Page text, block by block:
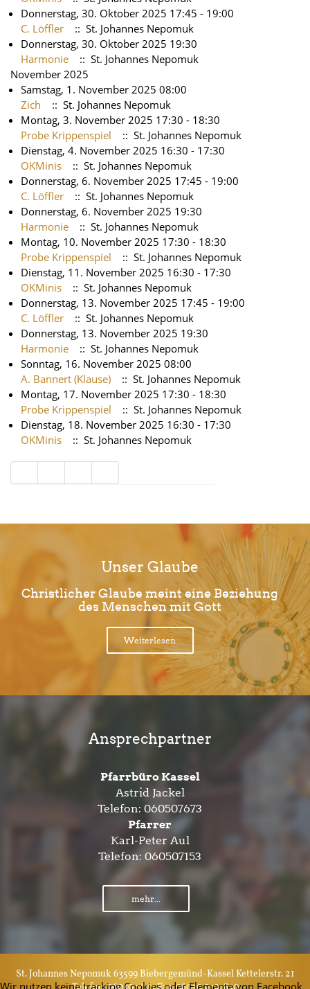
Donnerstag, 30. Oktober 2025 17:45 - 19:00
C. Löffler
:: St. Johannes Nepomuk
Donnerstag, 30. Oktober 2025 19:30
Harmonie
:: St. Johannes Nepomuk
November 2025
Samstag, 1. November 2025 08:00
Zich
:: St. Johannes Nepomuk
Montag, 3. November 2025 17:30 - 18:30
Probe Krippenspiel
:: St. Johannes Nepomuk
Dienstag, 4. November 2025 16:30 - 17:30
OKMinis
:: St. Johannes Nepomuk
Donnerstag, 6. November 2025 17:45 - 19:00
C. Löffler
:: St. Johannes Nepomuk
Donnerstag, 6. November 2025 19:30
Harmonie
:: St. Johannes Nepomuk
Montag, 10. November 2025 17:30 - 18:30
Probe Krippenspiel
:: St. Johannes Nepomuk
Dienstag, 11. November 2025 16:30 - 17:30
OKMinis
:: St. Johannes Nepomuk
Donnerstag, 13. November 2025 17:45 - 19:00
C. Löffler
:: St. Johannes Nepomuk
Donnerstag, 13. November 2025 19:30
Harmonie
:: St. Johannes Nepomuk
Sonntag, 16. November 2025 08:00
A. Bannert (Klause)
:: St. Johannes Nepomuk
Montag, 17. November 2025 17:30 - 18:30
Probe Krippenspiel
:: St. Johannes Nepomuk
Dienstag, 18. November 2025 16:30 - 17:30
OKMinis
:: St. Johannes Nepomuk
Limite der Paginierungsliste
Unser Glaube
Christlicher Glaube meint eine Beziehung
des Menschen mit Gott
Weiterlesen
Ansprechpartner
Pfarrbüro Kassel
Astrid Jackel
Telefon: 060507673
Pfarrer
Karl-Peter Aul
Telefon: 060507153
mehr...
St. Johannes Nepomuk 63599 Biebergemünd-Kassel Kettelerstr. 21
Wir nutzen keine tracking Cookies oder Elemente von Facebook,